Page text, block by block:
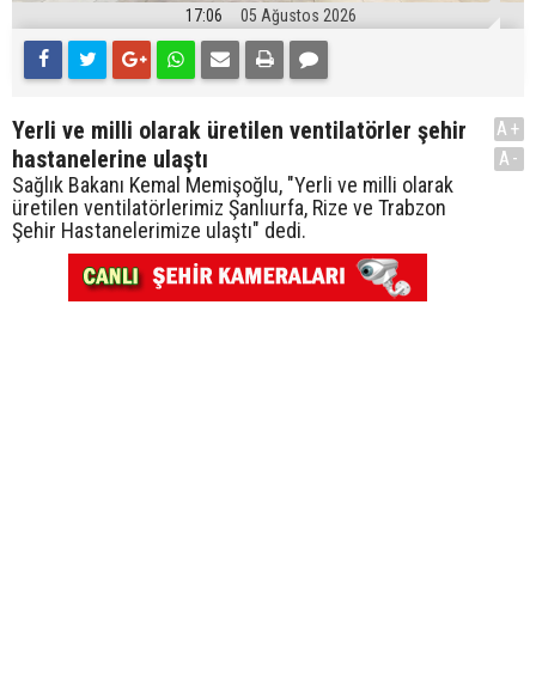
17:06 05 Ağustos 2026
Yerli ve milli olarak üretilen ventilatörler şehir
hastanelerine ulaştı
Sağlık Bakanı Kemal Memişoğlu, "Yerli ve milli olarak
üretilen ventilatörlerimiz Şanlıurfa, Rize ve Trabzon
Şehir Hastanelerimize ulaştı" dedi.
A+
A-